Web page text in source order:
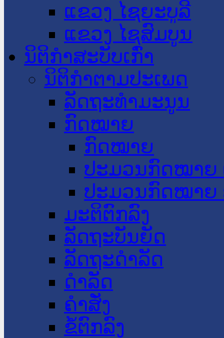
ແຂວງ ໄຊຍະບູລີ
ແຂວງ ໄຊສົມບູນ
ນິຕິກໍາສະບັບເກົ່າ
ນິຕິກຳຕາມປະເພດ
ລັດຖະທໍາມະນູນ
ກົດໝາຍ
ກົດໝາຍ
ປະມວນກົດໝາຍ
ປະມວນກົດໝາຍ
ມະຕິຕົກລົງ
ລັດຖະບັນຍັດ
ລັດຖະດໍາລັດ
ດໍາລັດ
ຄໍາສັ່ງ
ຂໍ້ຕົກລົງ